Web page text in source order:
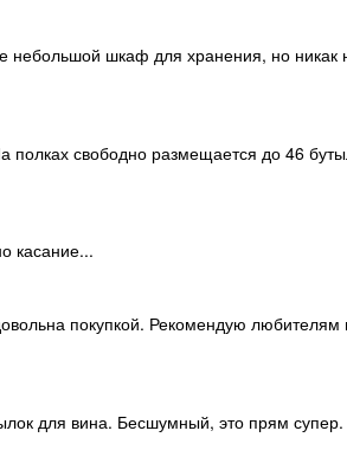
небольшой шкаф для хранения, но никак
полках свободно размещается до 46
касание...
покупкой. Рекомендую любителям
для вина. Бесшумный, это прям супер.